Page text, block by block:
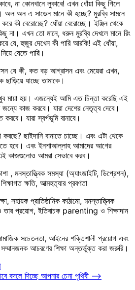
না কোনখানে লুকাবে! এখন ধোঁয়া কিছু গিলে
অল অন এ সাডেন মানে কী হচ্ছে? মুরব্বি সামনে
কী বেরোচ্ছে? ধোঁয়া বেরোচ্ছে। ইঞ্জিন থেকে
এখন তো মানে, ধরুন মুরব্বি দেখলে মানে রিং
যে, হুজুর দেখেন কী পারি আরকি! এই ধোঁয়া,
যেতে পারি।
যে কী, কত বড় আগ্রাসন এবং মেয়েরা এখন,
যাচ্ছে তামাকে।
মায়া হয়। এজন্যেই আমি এত চিন্তা করেছি এই
জন্যে কাজ করবে। যারা দেশের নেতৃত্ব দেবে।
যারা স্বর্গভূমি বানাবে।
ছাইদানি বানাতে চাচ্ছে। এবং এটা থেকে
হবে। এবং ইনশাআল্লাহ আমাদের আগের
কাজগুলোও আমরা সেভাবে করব।
, মনস্তাত্ত্বিক সমস্যা (অ্যাংজাইটি, ডিপ্রেশন),
ক্ষতি, আত্মহত্যার প্রবণতা
সহায়ক প্রাতিষ্ঠানিক কাঠামো, মনস্তাত্ত্বিক
ও তার প্রয়োগ, ইতিবাচক parenting ও শিক্ষাদান
সচেতনতা, আইনের শক্তিশালী প্রয়োগ এবং
সম্মানজনক আচরণের শিক্ষা অন্তর্ভুক্ত করা জরুরি।
বদলে দিচ্ছে আপনার চেনা পৃথিবী ⟶